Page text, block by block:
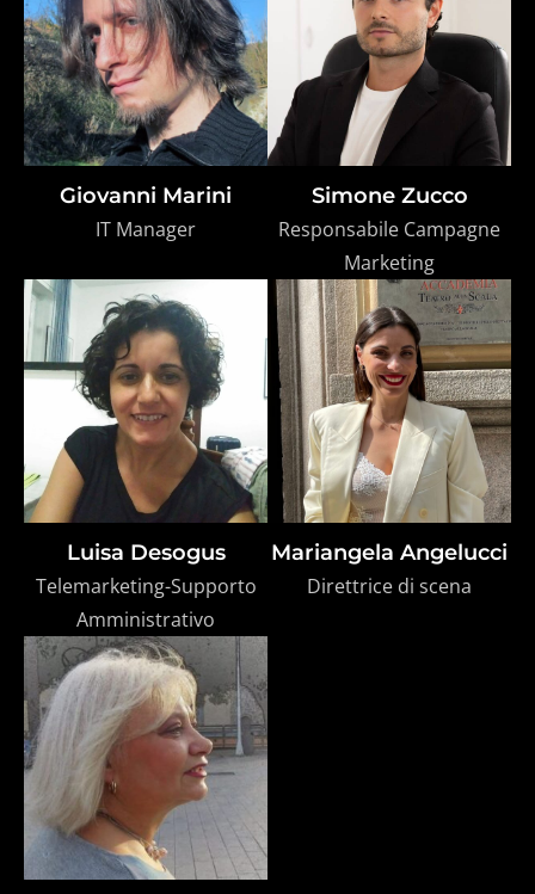
Giovanni Marini
IT Manager
Simone Zucco
Responsabile Campagne
Marketing
Luisa Desogus
Telemarketing-Supporto
Amministrativo
Mariangela Angelucci
Direttrice di scena